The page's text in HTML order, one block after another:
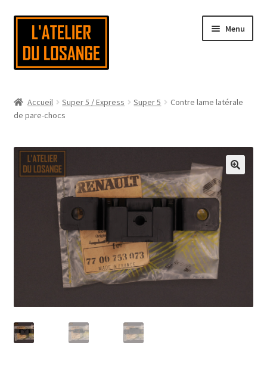
Aller
navigation
Aller
contenu
Menu
Nous contacter
Mon compte
Accueil Super 5 / Express Super 5
Contre lame latérale
de pare-chocs